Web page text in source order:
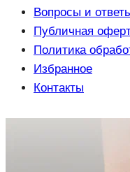
Вопросы и
Публичная
Политика
Избранное
Контакты